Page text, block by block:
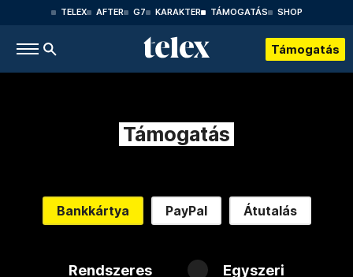
TELEX AFTER G7 KARAKTER TÁMOGATÁS SHOP
Támogatás
Támogatás
Bankkártya PayPal Átutalás
Rendszeres Egyszeri